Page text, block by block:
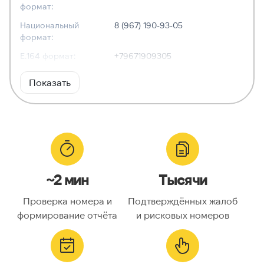
формат:
Национальный
формат:
8 (967) 190-93-05
E.164 формат:
+79671909305
RFC3966
формат:
Тип номера:
Оператор связи:
Национальный
9671909305
Код страны:
ГЕОЛОКАЦИЯ
Показать
~2 мин
Проверка номера и
формирование отчёта
Тысячи
Подтверждённых жалоб
и рисковых номеров